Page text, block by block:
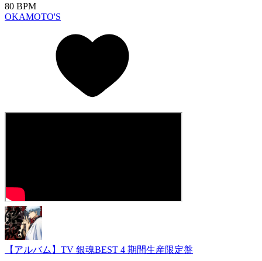
80 BPM
OKAMOTO'S
【アルバム】TV 銀魂BEST 4 期間生産限定盤